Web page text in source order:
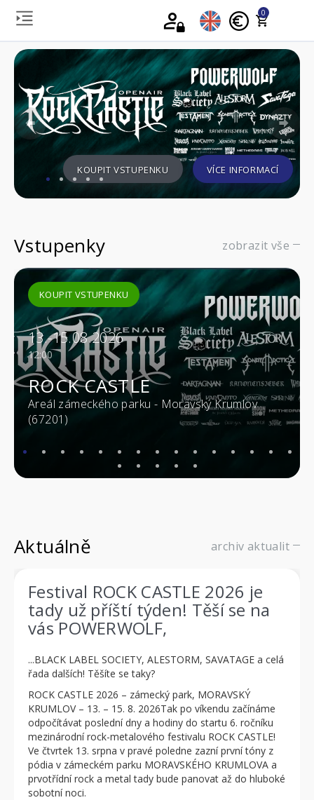
0
KOUPIT VSTUPENKU VÍCE INFORMACÍ
Previous
Vstupenky zobrazit vše
KOUPIT VSTUPENKU
13.-15.08.2026
12:00
ROCK CASTLE
Areál zámeckého parku - Moravský Krumlov
(67201)
Aktuálně archiv aktualit
Festival ROCK CASTLE 2026 je
tady už příští týden! Těší se na
vás POWERWOLF,
...BLACK LABEL SOCIETY, ALESTORM, SAVATAGE a celá
řada dalších! Těšíte se taky?
ROCK CASTLE 2026 – zámecký park, MORAVSKÝ
KRUMLOV – 13. – 15. 8. 2026Tak po víkendu začínáme
odpočítávat poslední dny a hodiny do startu 6. ročníku
mezinárodní rock-metalového festivalu ROCK CASTLE!
Ve čtvrtek 13. srpna v pravé poledne zazní první tóny z
pódia v zámeckém parku MORAVSKÉHO KRUMLOVA a
prvotřídní rock a metal tady bude panovat až do hluboké
sobotní noci.